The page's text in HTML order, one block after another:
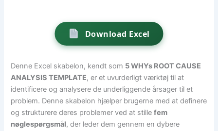
Download Excel
Denne Excel skabelon, kendt som 5 WHYs ROOT CAUSE
ANALYSIS TEMPLATE, er et uvurderligt værktøj til at
identificere og analysere de underliggende årsager til et
problem. Denne skabelon hjælper brugerne med at definere
og strukturere deres problemer ved at stillefem
nøglespørgsmål, der leder dem gennem en dybere